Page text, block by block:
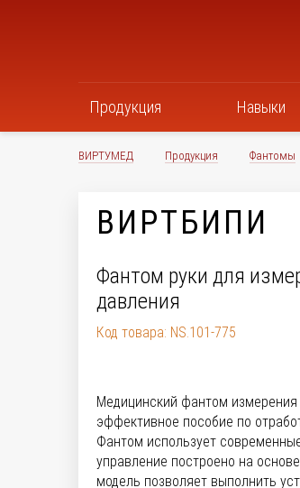
Продукция Навыки
ВИРТУМЕД Продукция Фантомы
ВИРТБИПИ
Фантом руки для
давления
Код товара: NS.101-775
Медицинский фантом
эффективное пособие по
Фантом использует
управление построено на
модель позволяет выполнить